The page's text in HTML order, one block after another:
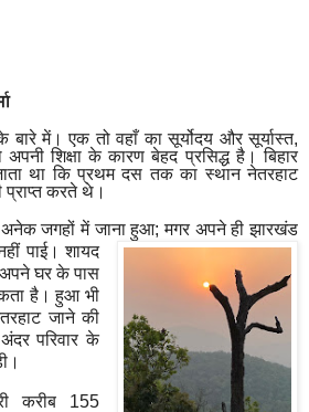
में। एक तो वहाँ का सूर्योदय और सूर्यास्‍त,
अपनी शि‍क्षा के कारण बेहद प्रसि‍द्ध है। बि‍हार
जाता था कि‍ प्रथम दस तक का स्‍थान नेतरहाट
प्राप्‍त करते थे।
अनेक जगहों में जाना हुआ;मगर अपने ही झारखंड
पाई। शायद
अपने घर के पास
है। हुआ भी
जाने की
परि‍वार के
करीब 155